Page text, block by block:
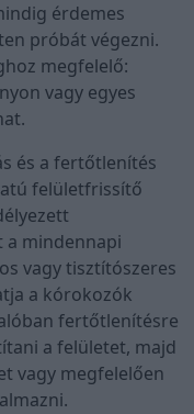
érdemes
próbát végezni.
megfelelő:
vagy egyes
és a fertőtlenítés
felületfrissítő
a mindennapi
vagy tisztítószeres
a kórokozók
fertőtlenítésre
a felületet, majd
vagy megfelelően